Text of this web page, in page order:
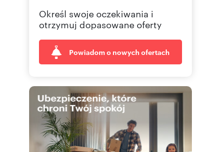
Określ swoje oczekiwania i
otrzymuj dopasowane oferty
Powiadom o nowych ofertach